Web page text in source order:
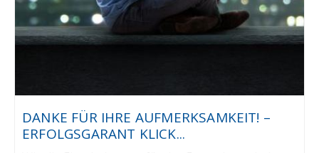
DANKE FÜR IHRE AUFMERKSAMKEIT! –
ERFOLGSGARANT KLICK...